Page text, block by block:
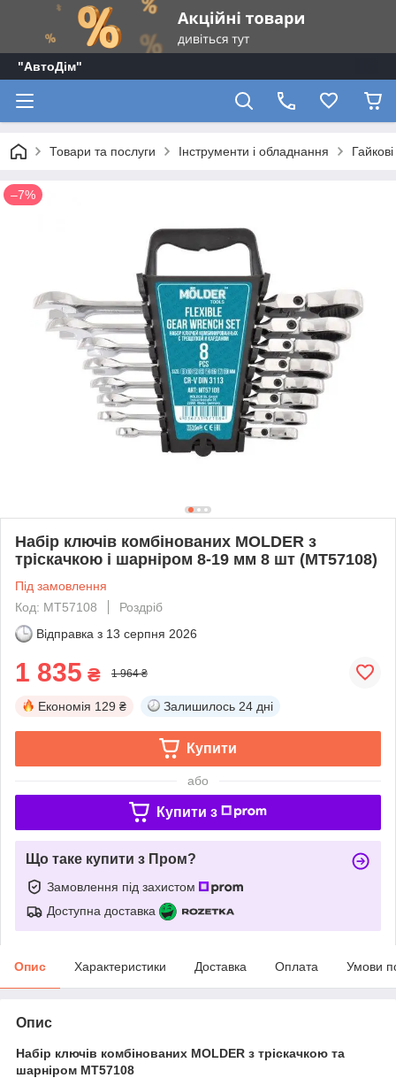
"АвтоДім"
Товари та послуги Інструменти і обладнання
–7%
Набір ключів комбінованих MOLDER з
тріскачкою і шарніром 8-19 мм 8 шт (MT57108)
Під замовлення
Код: MT57108
Роздріб
Відправка з 13 серпня 2026
1 835 ₴ 1 964 ₴
Економія 129 ₴ Залишилось 24 дні
Купити
або
Купити з
Що таке купити з Пром?
Замовлення під захистом
Доступна доставка
Опис Характеристики Доставка Оплата Умови
Опис
Набір ключів комбінованих MOLDER з тріскачкою та
шарніром MT57108